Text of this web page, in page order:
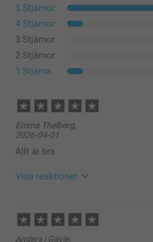
Termos i rostfritt stål med mugg
Termosflaska med bambukork
Resemugg
5 Stjärnor
4 Stjärnor
3 Stjärnor
2 Stjärnor
1 Stjärna
Emma Thelberg,
2026-04-01
Allt är bra
Visa reaktioner
11:06
Hej Emma
Anders i Gävle,